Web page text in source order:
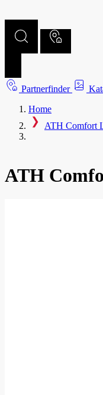
Partnerfinder
Home
ATH Comfort
ATH